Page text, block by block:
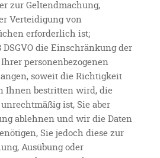
zur Geltendmachung,
Verteidigung von
erforderlich ist;
DSGVO die Einschränkung der
personenbezogenen
soweit die Richtigkeit
Ihnen bestritten wird, die
ist, Sie aber
ablehnen und wir die Daten
Sie jedoch diese zur
Ausübung oder